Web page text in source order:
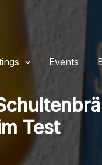
Events
Test